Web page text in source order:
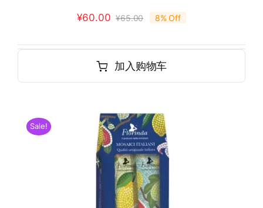
¥65.00
¥60.00 8% Off
加入购物车
Sale!